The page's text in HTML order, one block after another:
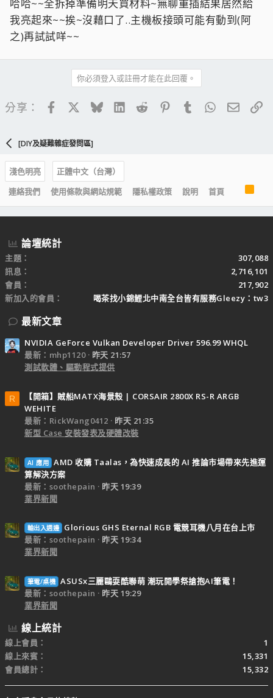
哈哈~~全拆掉準備明天買材料~無聊重插結果居然給
我亮起來~~挨~沒藉口了..主機板接頭可能有動到(阿
之)再試試咩~~
你必須登入或註冊才能在此回覆。
分享： FacebookBlueskyLinkedIn
Reddit PinterestTumblrWhatsApp
電子
[DIY及疑難雜症發問區]
淺色明亮
正體中文（台灣）
連絡我們
使用條款與網站規範 隱私權政策 說明 首頁
R
S
S
論壇統計
主題
307,088
訊息
2,716,101
會員
217,902
新加入的會員
喝茶找小錦鯉北中南全台皆有服務Gleezy：tw3
最新文章
NVIDIA GeForce Vulkan Developer Driver 596.99 WHQL
最新：mhp1120
昨天 21:57
測試軟體、驅動程式提供
R
【開箱】賊船MATX海景殼 | CORSAIR 2800X RS-R ARGB
WEHITE
最新：RickWang0412
昨天 21:35
新型 Case 安裝發表及硬體改裝
AI 應用 AMD 收購 Taalas，為快速成長的 AI 推論市場帶來先進運
算解決方案
最新：soothepain
昨天 19:39
業界新聞
輸出入週邊
Glorious GHS Eternal RGB 電競耳機八月在台上市
最新：soothepain
昨天 19:34
業界新聞
筆電/桌機 ASUSx三麗鷗耍酷聯萌 潮玩開學祭搶抱AI筆電！
最新：soothepain
昨天 19:29
業界新聞
線上統計
線上會員
1
線上來賓
15,331
會員總計
15,332